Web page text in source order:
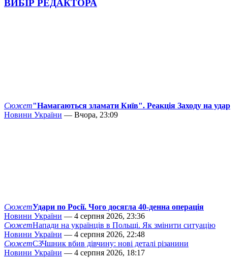
ВИБІР РЕДАКТОРА
Сюжет"Намагаються зламати Київ". Реакція Заходу на удар
Новини України — Вчора, 23:09
СюжетУдари по Росії. Чого досягла 40-денна операція
Новини України — 4 серпня 2026, 23:36
СюжетНапади на українців в Польщі. Як змінити ситуацію
Новини України — 4 серпня 2026, 22:48
СюжетСЗЧшник вбив дівчину: нові деталі різанини
Новини України — 4 серпня 2026, 18:17